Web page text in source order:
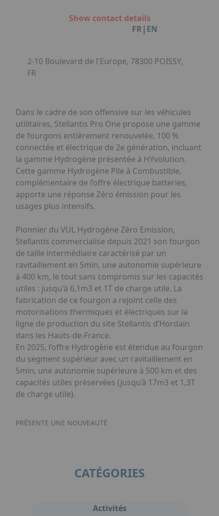
Organisation de dîners / soirées de gala
Qui sommes-nous ?
Accéder au complexe
Notre plaquette commerciale
FR | EN
Show contact details
2-10 Boulevard de l'Europe, 78300 POISSY,
FR
Dans le cadre de son offensive sur les véhicules
utilitaires, Stellantis Pro One propose une gamme
de fourgons entièrement renouvelée, 100 %
connectée et électrique de 2e génération, incluant
la gamme Hydrogène présentée à HYvolution.
Cette gamme Hydrogène Pile à Combustible,
complémentaire de l’offre électrique batteries,
apporte une réponse Zéro émission pour les
usages plus intensifs.
Pionnier du VUL Hydrogène Zéro Emission,
Stellantis commercialise depuis 2021 son fourgon
de taille intermédiaire caractérisé par un
ravitaillement en 5min, une autonomie supérieure
à 400 km, le tout sans compromis sur les capacités
utiles : jusqu'à 6,1m3 et 1T de charge utile. La
fabrication de ce fourgon a rejoint celle des
motorisations thermiques et électriques sur la
ligne de production du site Stellantis d’Hordain
dans les Hauts-de-France.
En 2025, l’offre Hydrogène est étendue au fourgon
du segment supérieur avec un ravitaillement en
5min, une autonomie supérieure à 500 km et des
capacités utiles préservées (jusqu’à 17m3 et 1,3T
de charge utile).
PRÉSENTE UNE NOUVEAUTÉ
CATÉGORIES
Activités